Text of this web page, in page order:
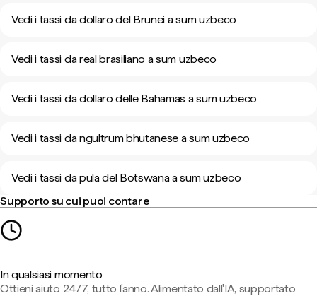
Vedi i tassi da dollaro del Brunei a sum uzbeco
Vedi i tassi da real brasiliano a sum uzbeco
Vedi i tassi da dollaro delle Bahamas a sum uzbeco
Vedi i tassi da ngultrum bhutanese a sum uzbeco
Vedi i tassi da pula del Botswana a sum uzbeco
Supporto su cui puoi contare
In qualsiasi momento
Ottieni aiuto 24/7, tutto l'anno. Alimentato dall'IA, supportato